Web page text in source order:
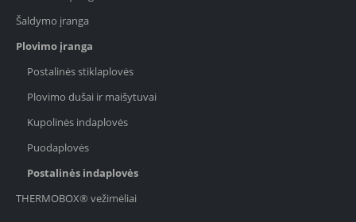
Šaldymo įranga
Plovimo įranga
Postalinės stiklaplovės
Plovimo dušai ir maišytuvai
Kupolinės indaplovės
Puodaplovės
Postalinės indaplovės
THERMOBOX® vežimėliai